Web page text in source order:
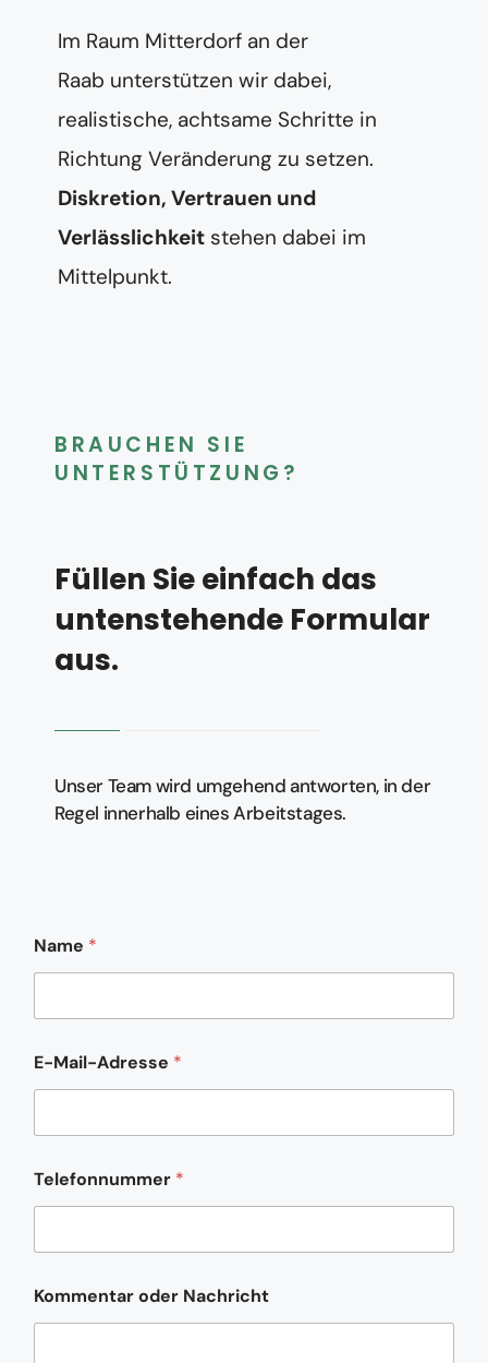
Im Raum Mitterdorf an der
Raab unterstützen wir dabei,
realistische, achtsame Schritte in
Richtung Veränderung zu setzen.
Diskretion, Vertrauen und
Verlässlichkeit stehen dabei im
Mittelpunkt.
BRAUCHEN SIE
UNTERSTÜTZUNG?
Füllen Sie einfach das
untenstehende Formular
aus.
Unser Team wird umgehend antworten, in der
Regel innerhalb eines Arbeitstages.
Name *
E-Mail-Adresse *
N
a
h
i
c
h
Telefonnummer *
Kommentar oder Nachricht